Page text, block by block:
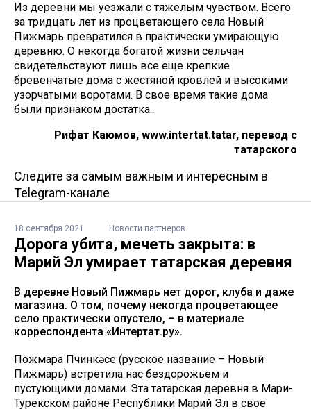
Из деревни мы уезжали с тяжелым чувством. Всего
за тридцать лет из процветающего села Новый
Пижмарь превратился в практически умирающую
деревню. О некогда богатой жизни сельчан
свидетельствуют лишь все еще крепкие
бревенчатые дома с жестяной кровлей и высокими
узорчатыми воротами. В свое время такие дома
были признаком достатка...
Рифат Каюмов, www.intertat.tatar, перевод с
татарского
Следите за самым важным и интересным в
Telegram-канале
18 сентября 2021 Новости партнеров
Дорога убита, мечеть закрыта: в
Марий Эл умирает татарская деревня
В деревне Новый Пижмарь нет дорог, клуба и даже
магазина. О том, почему некогда процветающее
село практически опустело, – в материале
корреспондента «Интертат.ру».
Пожмара Пүчинкәсе (русское название – Новый
Пижмарь) встретила нас бездорожьем и
пустующими домами. Эта татарская деревня в Мари-
Турекском районе Республики Марий Эл в свое